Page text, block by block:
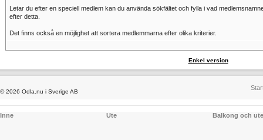
Letar du efter en speciell medlem kan du använda sökfältet och fylla i vad
efter detta.
Det finns också en möjlighet att sortera medlemmarna efter olika kriterier.
Enkel version
© 2026 Odla.nu i Sverige AB
Inne Ute Balkong och